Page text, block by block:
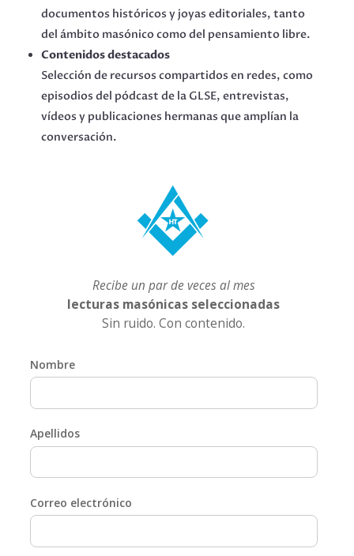
documentos históricos y joyas editoriales, tanto
del ámbito masónico como del pensamiento libre.
Contenidos destacados
Selección de recursos compartidos en redes, como
episodios del pódcast de la GLSE, entrevistas,
vídeos y publicaciones hermanas que amplían la
conversación.
Recibe un par de veces al mes
lecturas masónicas seleccionadas
Sin ruido. Con contenido.
Nombre
Apellidos
Correo electrónico